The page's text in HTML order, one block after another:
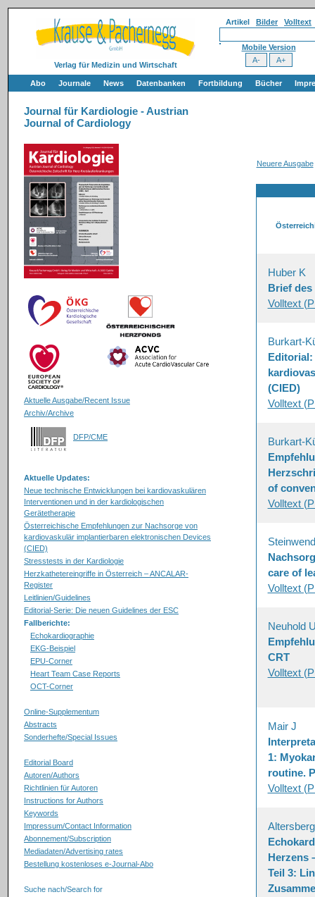
Verlag für Medizin und Wirtschaft
Artikel Bilder Volltext
Mobile Version
Abo Journale News Datenbanken Fortbildung Bücher
Journal für Kardiologie - Austrian
Journal of Cardiology
Aktuelle Ausgabe/Recent Issue
Archiv/Archive
DFP/CME
Aktuelle Updates:
Neue technische Entwicklungen bei kardiovaskulären
Interventionen und in der kardiologischen
Gerätetherapie
Österreichische Empfehlungen zur Nachsorge von
kardiovaskulär implantierbaren elektronischen Devices
(CIED)
Stresstests in der Kardiologie
Herzkathetereingriffe in Österreich – ANCALAR-
Register
Leitlinien/Guidelines
Editorial-Serie: Die neuen Guidelines der ESC
Fallberichte:
Echokardiographie
EKG-Beispiel
EPU-Corner
Heart Team Case Reports
OCT-Corner
Online-Supplementum
Abstracts
Sonderhefte/Special Issues
Editorial Board
Autoren/Authors
Richtlinien für Autoren
Instructions for Authors
Keywords
Impressum/Contact Information
Abonnement/Subscription
Mediadaten/Advertising rates
Bestellung kostenloses e-Journal-Abo
Suche nach/Search for
Neuere Ausgabe
Huber K
Brief des
Volltext
Burkart-
Editorial:
(CIED)
Volltext
Burkart-
of
Volltext
care of
Volltext
Neuhold
CRT
Volltext
Mair J
1:
routine.
Volltext
Herzens
Teil 3: